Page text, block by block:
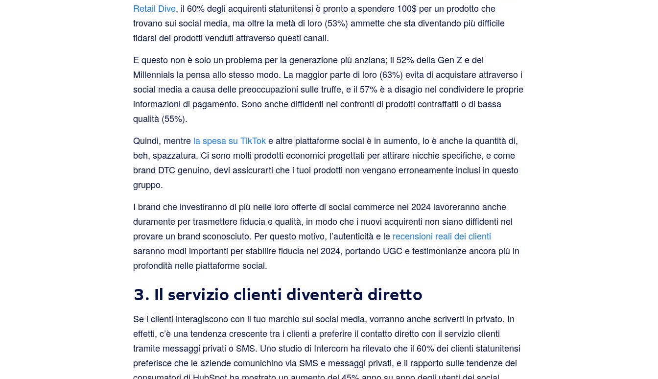
Retail Dive, il 60% degli acquirenti statunitensi è pronto a spendere 100$ per un prodotto che
trovano sui social media, ma oltre la metà di loro (53%) ammette che sta diventando più difficile
fidarsi dei prodotti venduti attraverso questi canali.
E questo non è solo un problema per la generazione più anziana; il 52% della Gen Z e dei
Millennials la pensa allo stesso modo. La maggior parte di loro (63%) evita di acquistare attraverso i
social media a causa delle preoccupazioni sulle truffe, e il 57% è a disagio nel condividere le proprie
informazioni di pagamento. Sono anche diffidenti nei confronti di prodotti contraffatti o di bassa
qualità (55%).
Quindi, mentre la spesa su TikToke altre piattaforme social è in aumento, lo è anche la quantità di,
beh, spazzatura. Ci sono molti prodotti economici progettati per attirare nicchie specifiche, e come
brand DTC genuino, devi assicurarti che i tuoi prodotti non vengano erroneamente inclusi in questo
gruppo.
I brand che investiranno di più nelle loro offerte di social commerce nel 2024 lavoreranno anche
duramente per trasmettere fiducia e qualità, in modo che i nuovi acquirenti non siano diffidenti nel
provare un brand sconosciuto. Per questo motivo, l’autenticità e le recensioni reali dei clienti
saranno modi importanti per stabilire fiducia nel 2024, portando UGC e testimonianze ancora più in
profondità nelle piattaforme social.
3. Il servizio clienti diventerà diretto
Se i clienti interagiscono con il tuo marchio sui social media, vorranno anche scriverti in privato. In
effetti, c’è una tendenza crescente tra i clienti a preferire il contatto diretto con il servizio clienti
tramite messaggi privati o SMS. Uno studio di Intercom ha rilevato che il 60% dei clienti statunitensi
preferisce che le aziende comunichino via SMS e messaggi privati, e il rapporto sulle tendenze dei